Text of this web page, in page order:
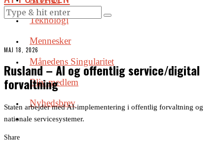
Teknologi
Mennesker
Månedens Singularitet
Bliv medlem
Nyhedsbrev
MAJ 18, 2026
Rusland – AI og offentlig service/digital
forvaltning
Staten arbejder med AI-implementering i offentlig forvaltning og
nationale servicesystemer.
Share